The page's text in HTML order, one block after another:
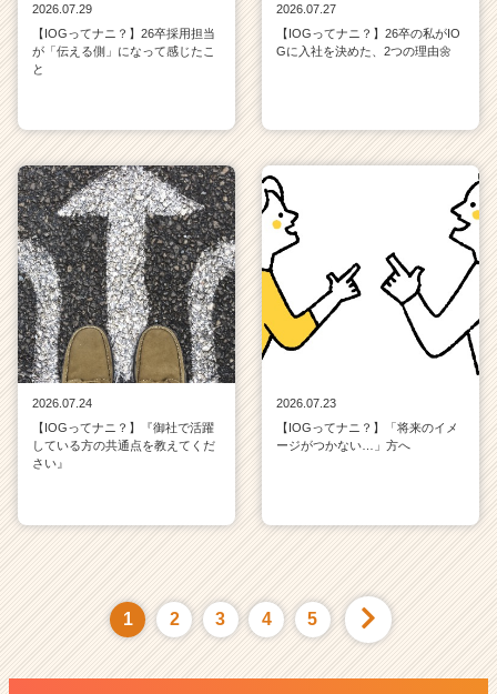
2026.07.29
【IOGってナニ？】26卒採用担当
が「伝える側」になって感じたこ
と
2026.07.27
【IOGってナニ？】26卒の私がIO
Gに入社を決めた、2つの理由🌼
2026.07.24
【IOGってナニ？】『御社で活躍
している方の共通点を教えてくだ
さい』
2026.07.23
【IOGってナニ？】「将来のイメ
ージがつかない…」方へ
1 2 3 4 5